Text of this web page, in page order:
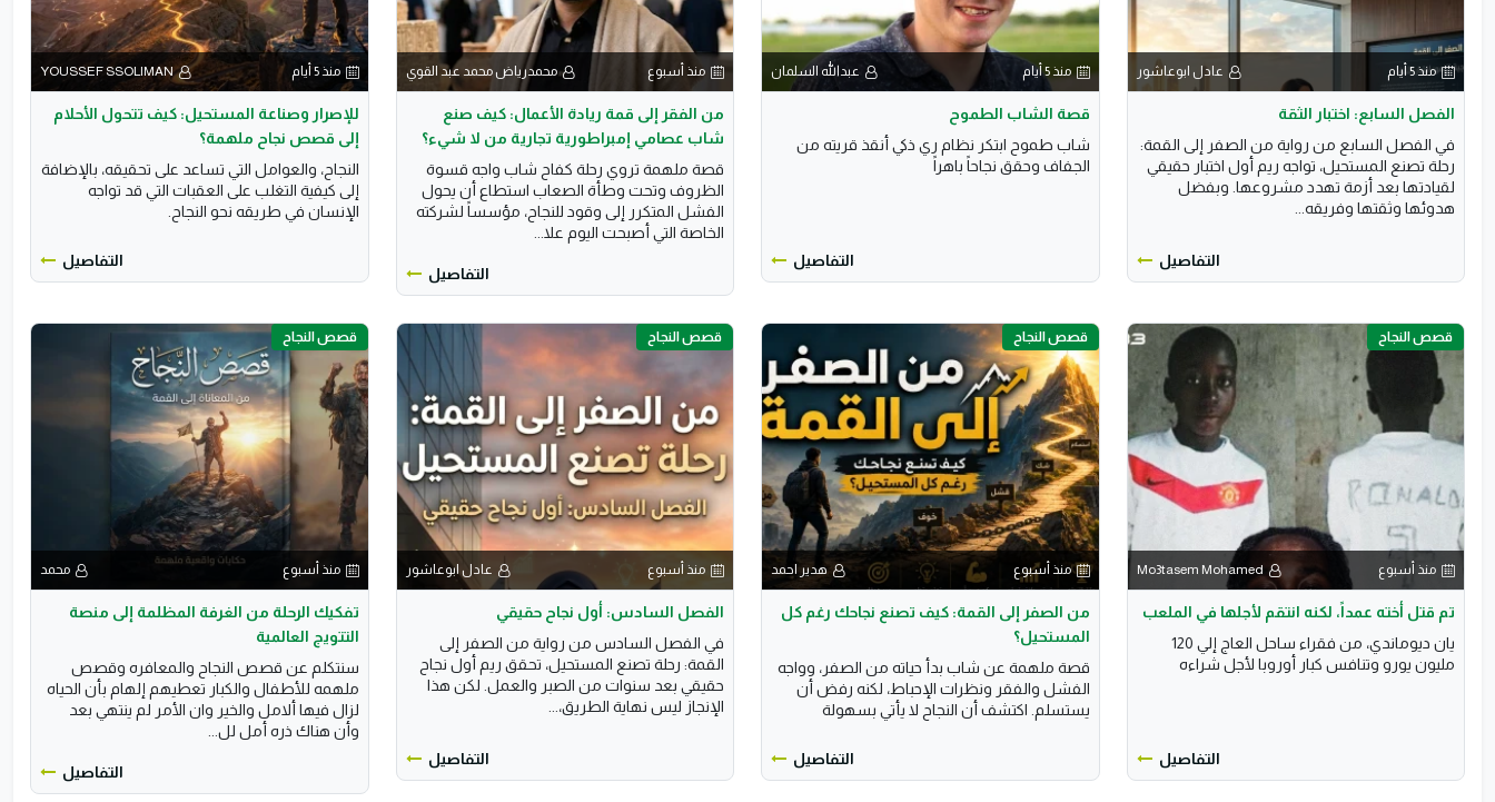
منذ 5 أيام عادل ابوعاشور
الفصل السابع: اختبار الثقة
في الفصل السابع من رواية من الصفر إلى القمة:
رحلة تصنع المستحيل، تواجه ريم أول اختبار حقيقي
لقيادتها بعد أزمة تهدد مشروعها. وبفضل
هدوئها وثقتها وفريقه...
التفاصيل
منذ 5 أيام عبدالله السلمان
قصة الشاب الطموح
شاب طموح ابتكر نظام ري ذكي أنقذ قريته من
الجفاف وحقق نجاحاً باهراً
التفاصيل
منذ أسبوع محمدرياض محمد عبد القوي
من الفقر إلى قمة ريادة الأعمال: كيف صنع
شاب عصامي إمبراطورية تجارية من لا شيء؟
قصة ملهمة تروي رحلة كفاح شاب واجه قسوة
الظروف وتحت وطأة الصعاب استطاع أن يحول
الفشل المتكرر إلى وقود للنجاح، مؤسساً لشركته
الخاصة التي أصبحت اليوم علا...
التفاصيل
منذ 5 أيام YOUSSEF SSOLIMAN
للإصرار وصناعة المستحيل: كيف تتحول الأحلام
إلى قصص نجاح ملهمة؟
النجاح، والعوامل التي تساعد على تحقيقه، بالإضافة
إلى كيفية التغلب على العقبات التي قد تواجه
الإنسان في طريقه نحو النجاح.
التفاصيل
قصص النجاح
منذ أسبوع Mo3tasem Mohamed
تم قتل أخته عمداً، لكنه انتقم لأجلها في الملعب
يان ديوماندي، من فقراء ساحل العاج إلي 120
مليون يورو وتنافس كبار أوروبا لأجل شراءه
التفاصيل
قصص النجاح
منذ أسبوع هدير احمد
من الصفر إلى القمة: كيف تصنع نجاحك رغم كل
المستحيل؟
قصة ملهمة عن شاب بدأ حياته من الصفر، وواجه
الفشل والفقر ونظرات الإحباط، لكنه رفض أن
يستسلم. اكتشف أن النجاح لا يأتي بسهولة
التفاصيل
قصص النجاح
منذ أسبوع عادل ابوعاشور
الفصل السادس: أول نجاح حقيقي
في الفصل السادس من رواية من الصفر إلى
القمة: رحلة تصنع المستحيل، تحقق ريم أول نجاح
حقيقي بعد سنوات من الصبر والعمل. لكن هذا
الإنجاز ليس نهاية الطريق،...
التفاصيل
قصص النجاح
منذ أسبوع محمد
تفكيك الرحلة من الغرفة المظلمة إلى منصة
التتويج العالمية
سنتكلم عن قصص النجاح والمعافره وقصص
ملهمه للأطفال والكبار تعطيهم إلهام بأن الحياه
لزال فيها ألامل والخير وان الأمر لم ينتهي بعد
وأن هناك ذره أمل لل...
التفاصيل